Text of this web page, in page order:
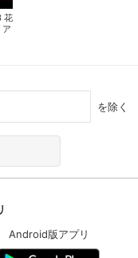
花
ア
を除く
Android版アプリ